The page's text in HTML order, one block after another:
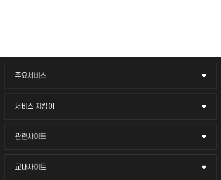
주요서비스
주요서비스
교무회의방송
서비스 지킴이
서비스 지킴이
묻고 답하기
관련사이트
관련사이트
국방헬프콜
교내사이트
교내사이트